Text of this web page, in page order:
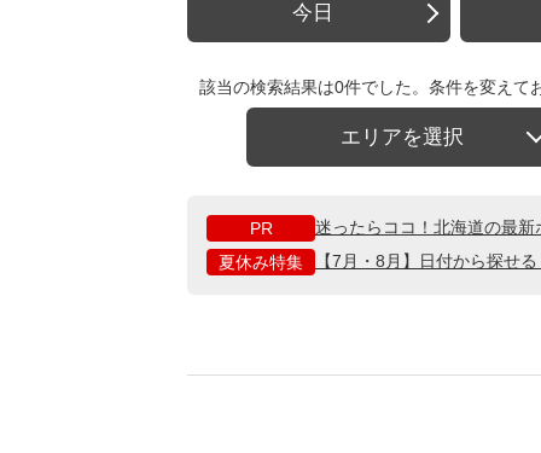
今日
該当の検索結果は0件でした。条件を変えて
エリアを選択
PR
迷ったらココ！北海道の最
夏休み特集
【7月・8月】日付から探せ